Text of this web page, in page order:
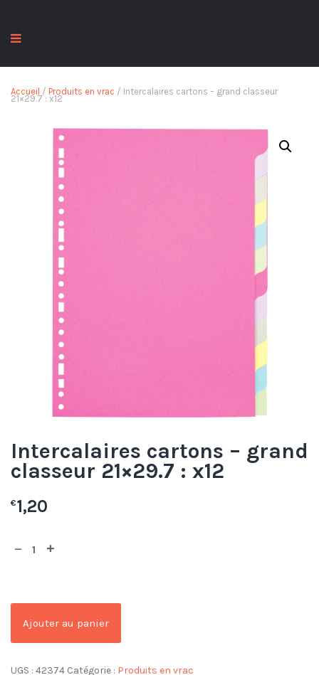
Accueil / Produits en vrac / Intercalaires cartons – grand classeur
21×29.7 : x12
Intercalaires cartons – grand
classeur 21×29.7 : x12
€1,20
Ajouter au panier
UGS : 42374 Catégorie : Produits en vrac